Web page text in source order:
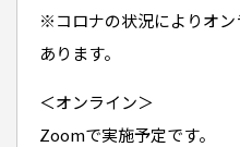
※コロナの状況によりオ
あります。
＜オンライン＞
Zoomで実施予定です。